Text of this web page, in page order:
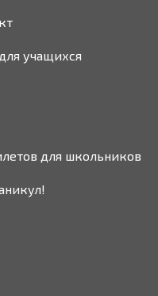
учащихся
для школьников